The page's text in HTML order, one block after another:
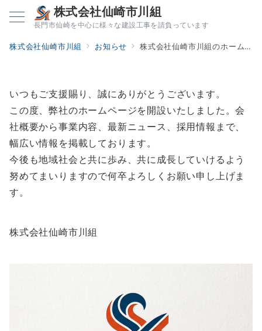
株式会社仙崎市川組
長門市仙崎を中心に様々な建設工事を請負っています
株式会社仙崎市川組 お知らせ 株式会社仙崎市川組のホームページを公開しました。
いつもご支援賜り、誠にありがとうございます。
この度、弊社のホームページを開設いたしました。会
社概要から事業内容、最新ニュース、採用情報まで、
幅広い情報を掲載しております。
今後も地域社会と共に歩み、共に成長していけるよう
努めてまいりますので何卒よろしくお願い申し上げま
す。
株式会社仙崎市川組